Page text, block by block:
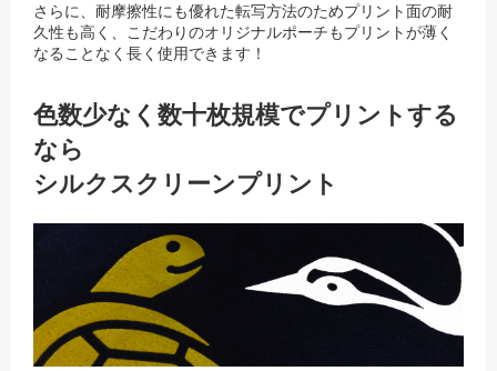
さらに、耐摩擦性にも優れた転写方法のためプリント面の耐
久性も高く、こだわりのオリジナルポーチもプリントが薄く
なることなく長く使用できます！
色数少なく数十枚規模でプリントする
なら
シルクスクリーンプリント